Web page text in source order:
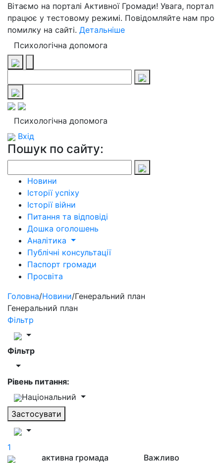
Вітаємо на порталі Активної Громади! Увага, портал
працює у тестовому режимі. Повідомляйте нам про
помилку на сайті. Детальніше
Психологічна допомога
Психологічна допомога
Вхід
Пошук по сайту:
Новини
Історії успіху
Історії війни
Питання та відповіді
Дошка оголошень
Аналітика
Публічні консультації
Паспорт громади
Просвіта
Головна/Новини/Генеральний план
Генеральний план
Фільтр
Фільтр
Рівень питання:
Національний
Застосувати
1
активна громада
Важливо